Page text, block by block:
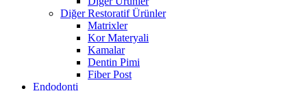
Diğer Restoratif Ürünler
Matrixler
Kor Materyali
Kamalar
Dentin Pimi
Fiber Post
Endodonti